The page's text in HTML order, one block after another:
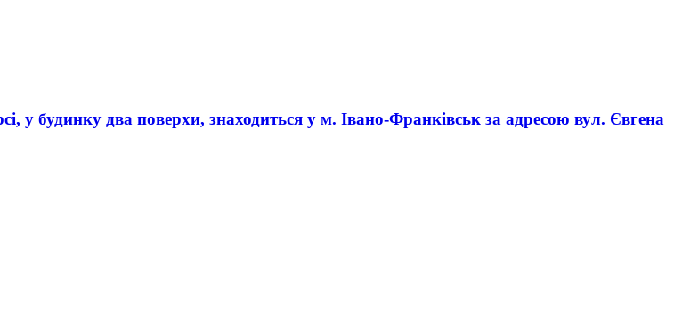
у будинку два поверхи, знаходиться у м. Івано-Франківськ за адресою вул. Євгена